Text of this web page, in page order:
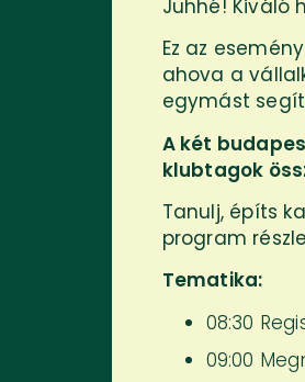
Juhhé! Kiváló
Ez az
ahova a
egymást
A két
klubtagok
Tanulj, építs
program
Tematika:
08:30
09:00